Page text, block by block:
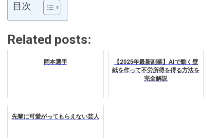
目次
Related posts:
岡本選手
【2025年最新副業】AIで動く壁
紙を作って不労所得を得る方法を
完全解説
先輩に可愛がってもらえない芸人